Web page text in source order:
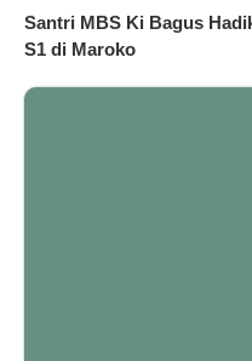
Santri MBS Ki Bagus
S1 di Maroko